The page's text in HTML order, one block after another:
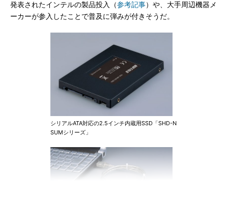
発表されたインテルの製品投入（参考記事）や、大手周辺機器メ
ーカーが参入したことで普及に弾みが付きそうだ。
シリアルATA対応の2.5インチ内蔵用SSD「SHD-N
SUMシリーズ」